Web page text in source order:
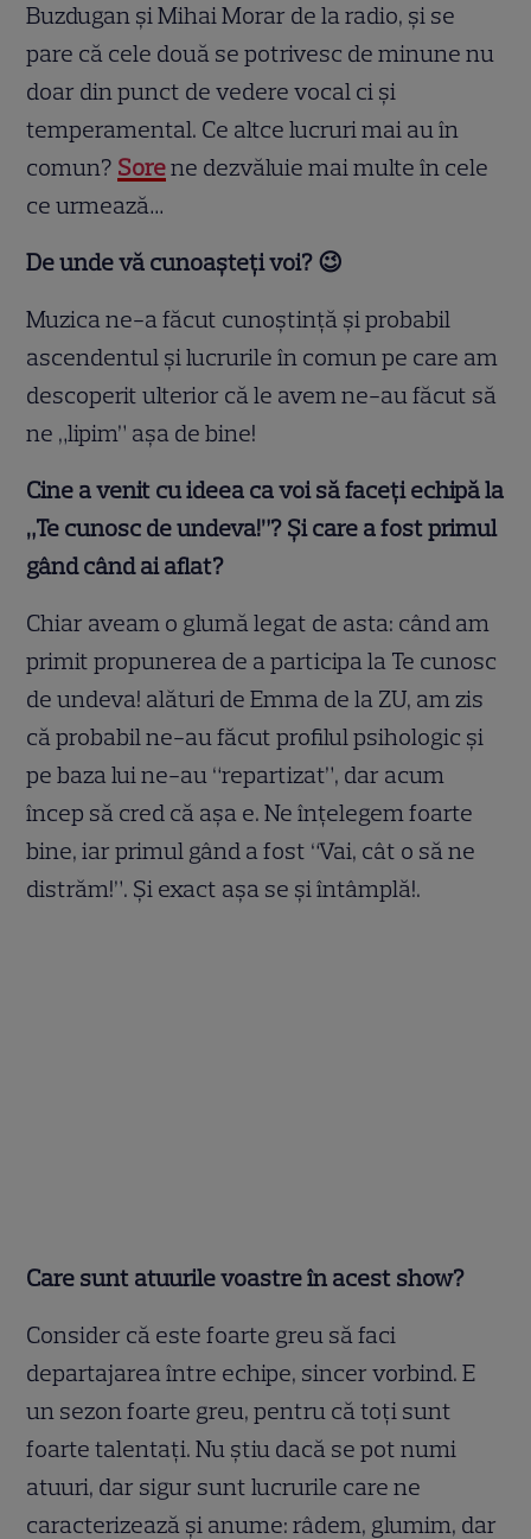
Buzdugan și Mihai Morar de la radio, și se
pare că cele două se potrivesc de minune nu
doar din punct de vedere vocal ci și
temperamental. Ce altce lucruri mai au în
comun? Sorene dezvăluie mai multe în cele
ce urmează…
De unde vă cunoașteți voi? 😉
Muzica ne-a făcut cunoştinţă şi probabil
ascendentul şi lucrurile în comun pe care am
descoperit ulterior că le avem ne-au făcut să
ne „lipim” aşa de bine!
Cine a venit cu ideea ca voi să faceți echipă la
„Te cunosc de undeva!”? Și care a fost primul
gând când ai aflat?
Chiar aveam o glumă legat de asta: când am
primit propunerea de a participa la Te cunosc
de undeva! alături de Emma de la ZU, am zis
că probabil ne-au făcut profilul psihologic şi
pe baza lui ne-au “repartizat”, dar acum
încep să cred că aşa e. Ne înţelegem foarte
bine, iar primul gând a fost “Vai, cât o să ne
distrăm!”. Şi exact aşa se şi întâmplă!.
Care sunt atuurile voastre în acest show?
Consider că este foarte greu să faci
departajarea între echipe, sincer vorbind. E
un sezon foarte greu, pentru că toţi sunt
foarte talentaţi. Nu ştiu dacă se pot numi
atuuri, dar sigur sunt lucrurile care ne
caracterizează şi anume: râdem, glumim, dar